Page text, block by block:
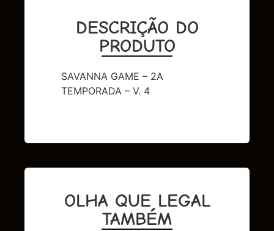
DESCRIÇÃO DO
PRODUTO
SAVANNA GAME – 2A
TEMPORADA – V. 4
OLHA QUE LEGAL
TAMBÉM